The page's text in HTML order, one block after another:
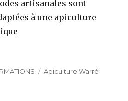
artisanales sont
à une apiculture
Étiquettes
Apiculture Warré